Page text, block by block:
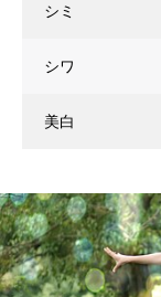
シミ
シワ
美白